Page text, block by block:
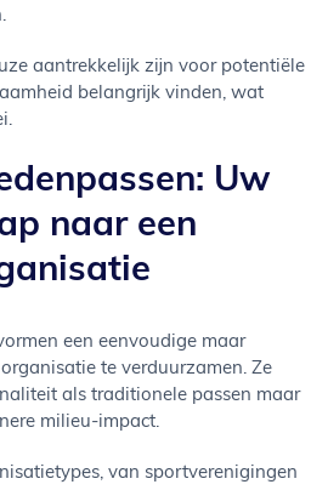
aantrekkelijk zijn voor potentiële
belangrijk vinden, wat
Uw
naar een
een eenvoudige maar
te verduurzamen. Ze
als traditionele passen maar
milieu-impact.
van sportverenigingen